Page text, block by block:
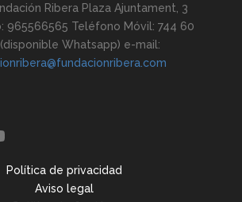
Ribera Plaza Ajuntament, 3
965566565 Teléfono Móvil: 744 60
Whatsapp) e-mail:
Política de privacidad
Aviso legal